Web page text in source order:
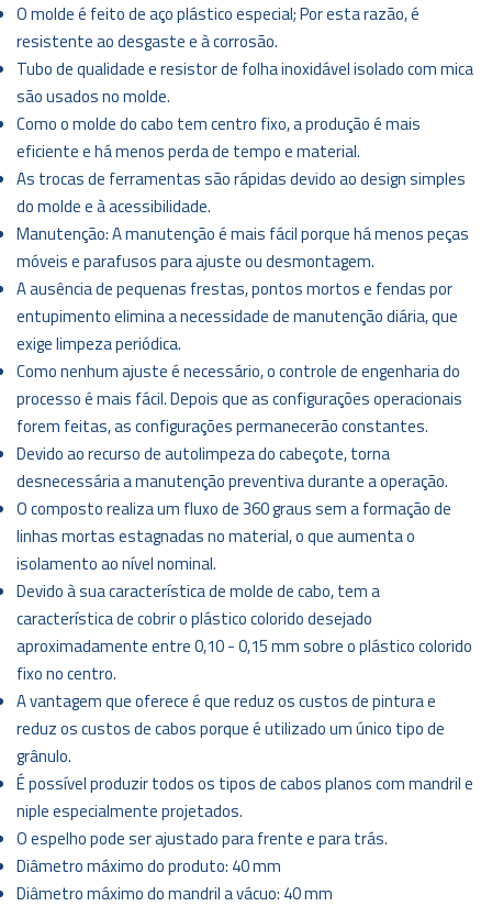
O molde é feito de aço plástico especial; Por esta razão, é
resistente ao desgaste e à corrosão.
Tubo de qualidade e resistor de folha inoxidável isolado com mica
são usados ​​no molde.
Como o molde do cabo tem centro fixo, a produção é mais
eficiente e há menos perda de tempo e material.
As trocas de ferramentas são rápidas devido ao design simples
do molde e à acessibilidade.
Manutenção: A manutenção é mais fácil porque há menos peças
móveis e parafusos para ajuste ou desmontagem.
A ausência de pequenas frestas, pontos mortos e fendas por
entupimento elimina a necessidade de manutenção diária, que
exige limpeza periódica.
Como nenhum ajuste é necessário, o controle de engenharia do
processo é mais fácil. Depois que as configurações operacionais
forem feitas, as configurações permanecerão constantes.
Devido ao recurso de autolimpeza do cabeçote, torna
desnecessária a manutenção preventiva durante a operação.
O composto realiza um fluxo de 360 ​​graus sem a formação de
linhas mortas estagnadas no material, o que aumenta o
isolamento ao nível nominal.
Devido à sua característica de molde de cabo, tem a
característica de cobrir o plástico colorido desejado
aproximadamente entre 0,10 - 0,15 mm sobre o plástico colorido
fixo no centro.
A vantagem que oferece é que reduz os custos de pintura e
reduz os custos de cabos porque é utilizado um único tipo de
grânulo.
É possível produzir todos os tipos de cabos planos com mandril e
niple especialmente projetados.
O espelho pode ser ajustado para frente e para trás.
Diâmetro máximo do produto: 40 mm
Diâmetro máximo do mandril a vácuo: 40 mm